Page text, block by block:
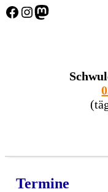
Facebook Instagram Mastodon
Termine